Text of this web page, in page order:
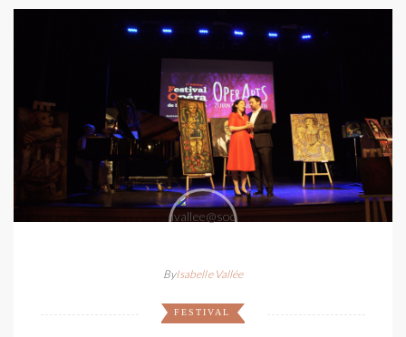
ByIsabelle Vallée
FESTIVAL